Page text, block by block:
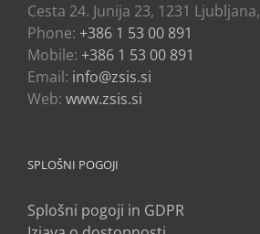
Cesta 24. Junija 23, 1231 Ljubljana,
Phone: +386 1 53 00 891
Mobile: +386 1 53 00 891
Email: info@zsis.si
Web: www.zsis.si
SPLOŠNI POGOJI
Splošni pogoji in GDPR